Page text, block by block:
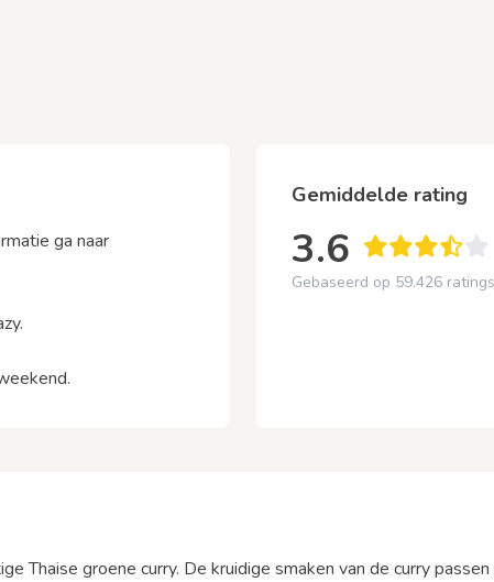
ga naar
Gemiddelde rating
3.6
Gebaseerd op 59.426 ratings
Thaise groene curry. De kruidige smaken van de curry